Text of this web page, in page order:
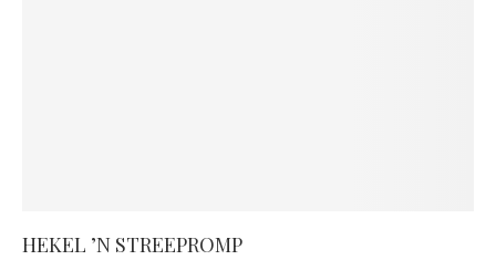
HEKEL ’N STREEPROMP